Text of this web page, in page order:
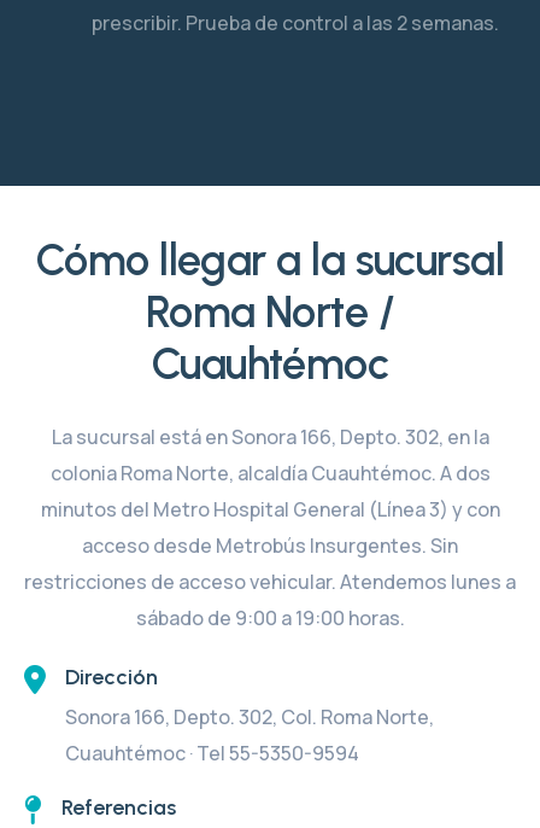
prescribir. Prueba de control a las 2 semanas.
Cómo llegar a la sucursal
Roma Norte /
Cuauhtémoc
La sucursal está en Sonora 166, Depto. 302, en la
colonia Roma Norte, alcaldía Cuauhtémoc. A dos
minutos del Metro Hospital General (Línea 3) y con
acceso desde Metrobús Insurgentes. Sin
restricciones de acceso vehicular. Atendemos lunes a
sábado de 9:00 a 19:00 horas.
Dirección
Sonora 166, Depto. 302, Col. Roma Norte,
Cuauhtémoc · Tel 55-5350-9594
Referencias